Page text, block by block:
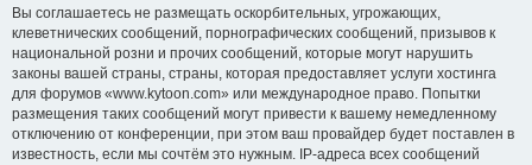
Вы соглашаетесь не размещать оскорбительных, угрожающих,
клеветнических сообщений, порнографических сообщений, призывов к
национальной розни и прочих сообщений, которые могут нарушить
законы вашей страны, страны, которая предоставляет услуги хостинга
для форумов «www.kytoon.com» или международное право. Попытки
размещения таких сообщений могут привести к вашему немедленному
отключению от конференции, при этом ваш провайдер будет поставлен в
известность, если мы сочтём это нужным. IP-адреса всех сообщений